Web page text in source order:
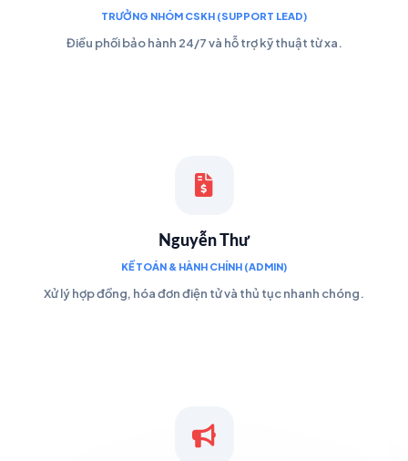
TRƯỞNG NHÓM CSKH (SUPPORT LEAD)
Điều phối bảo hành 24/7 và hỗ trợ kỹ thuật từ xa.
Nguyễn Thư
KẾ TOÁN & HÀNH CHÍNH (ADMIN)
Xử lý hợp đồng, hóa đơn điện tử và thủ tục nhanh chóng.